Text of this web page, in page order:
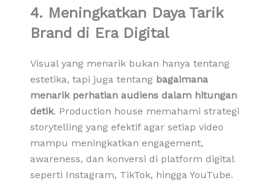
4. Meningkatkan Daya Tarik
Brand di Era Digital
Visual yang menarik bukan hanya tentang
estetika, tapi juga tentang bagaimana
menarik perhatian audiens dalam hitungan
detik. Production house memahami strategi
storytelling yang efektif agar setiap video
mampu meningkatkan engagement,
awareness, dan konversi di platform digital
seperti Instagram, TikTok, hingga YouTube.